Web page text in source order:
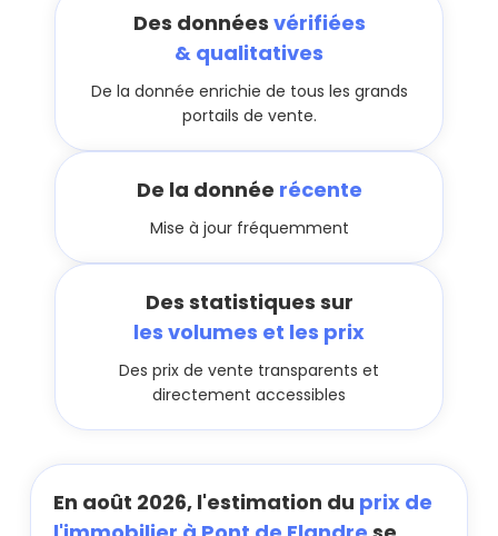
Des données vérifiées
& qualitatives
De la donnée enrichie de tous les grands
portails de vente.
De la donnée récente
Mise à jour fréquemment
Des statistiques sur
les volumes et les prix
Des prix de vente transparents et
directement accessibles
En août 2026, l'estimation du prix de